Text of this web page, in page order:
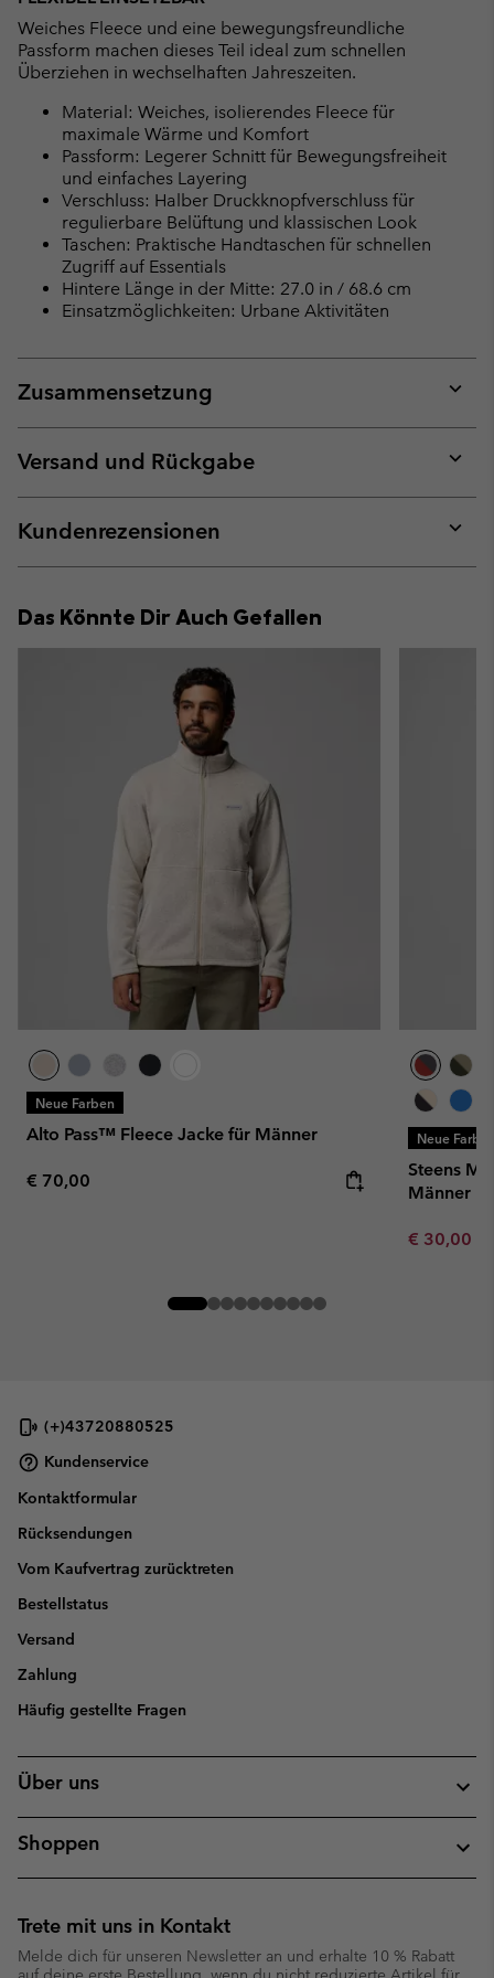
Weiches Fleece und eine bewegungsfreundliche
Passform machen dieses Teil ideal zum schnellen
Überziehen in wechselhaften Jahreszeiten.
Material: Weiches, isolierendes Fleece für
maximale Wärme und Komfort
Passform: Legerer Schnitt für Bewegungsfreiheit
und einfaches Layering
Verschluss: Halber Druckknopfverschluss für
regulierbare Belüftung und klassischen Look
Taschen: Praktische Handtaschen für schnellen
Zugriff auf Essentials
Hintere Länge in der Mitte: 27.0 in / 68.6 cm
Einsatzmöglichkeiten: Urbane Aktivitäten
Zusammensetzung
or
Versand und Rückgabe
or
Kundenrezensionen
or
Das Könnte Dir Auch Gefallen
Neue Farben
Alto Pass™ Fleece Jacke für Männer
Regular price:
€ 70,00
Neue
Steens
Männer
Minimum
€ 30,00
(+)43720880525
Kundenservice
Kontaktformular
Rücksendungen
Vom Kaufvertrag zurücktreten
Bestellstatus
Versand
Zahlung
Häufig gestellte Fragen
Über uns
Shoppen
Trete mit uns in Kontakt
Melde dich für unseren Newsletter an und erhalte 10 % Rabatt